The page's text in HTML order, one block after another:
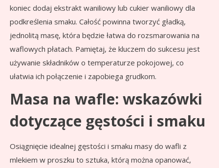
koniec dodaj ekstrakt waniliowy lub cukier waniliowy dla
podkreślenia smaku. Całość powinna tworzyć gładką,
jednolitą masę, która będzie łatwa do rozsmarowania na
waflowych płatach. Pamiętaj, że kluczem do sukcesu jest
używanie składników o temperaturze pokojowej, co
ułatwia ich połączenie i zapobiega grudkom.
Masa na wafle: wskazówki
dotyczące gęstości i smaku
Osiągnięcie idealnej gęstości i smaku masy do wafli z
mlekiem w proszku to sztuka, którą można opanować,